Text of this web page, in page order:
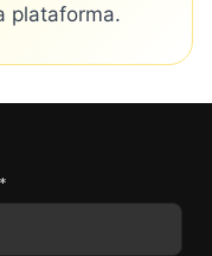
plataforma.